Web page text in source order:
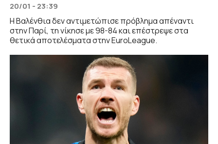
20/01 - 23:39
Η Βαλένθια δεν αντιμετώπισε πρόβλημα απέναντι
στην Παρί, τη νίκησε με 98-84 και επέστρεψε στα
θετικά αποτελέσματα στην EuroLeague.